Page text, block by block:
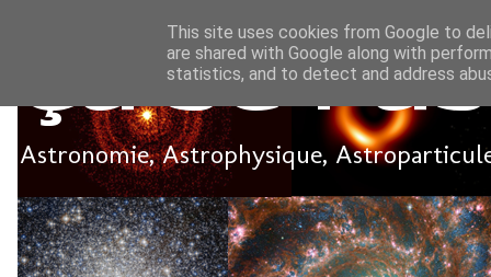
Ça se
Astronomie, Astrophysique,
This site uses cookies from Google to
are shared with Google along with
statistics, and to detect and address